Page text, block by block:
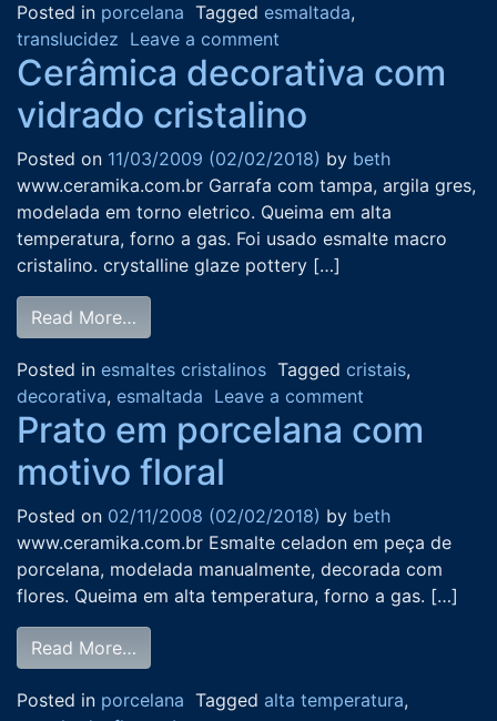
Posted in porcelana Tagged esmaltada,
translucidez Leave a comment
Cerâmica decorativa com
vidrado cristalino
Posted on 11/03/2009 (02/02/2018) by beth
www.ceramika.com.br Garrafa com tampa, argila gres,
modelada em torno eletrico. Queima em alta
temperatura, forno a gas. Foi usado esmalte macro
cristalino. crystalline glaze pottery […]
Read More…
Posted in esmaltes cristalinos Tagged cristais,
decorativa, esmaltada Leave a comment
Prato em porcelana com
motivo floral
Posted on 02/11/2008 (02/02/2018) by beth
www.ceramika.com.br Esmalte celadon em peça de
porcelana, modelada manualmente, decorada com
flores. Queima em alta temperatura, forno a gas. […]
Read More…
Posted in porcelana Tagged alta temperatura,